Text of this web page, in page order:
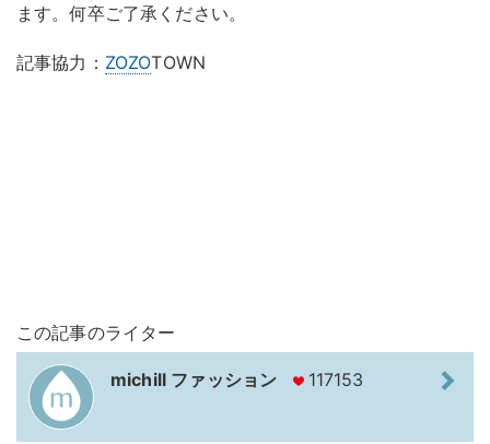
ます。何卒ご了承ください。
記事協力： ZOZOTOWN
この記事のライター
michill ファッション 117153